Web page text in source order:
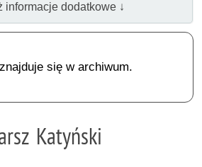
informacje dodatkowe ↓
się w archiwum.
Katyński